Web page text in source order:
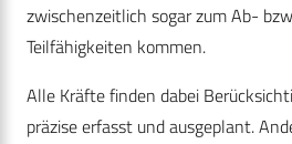
zwischenzeitlich sogar zum Ab-
Teilfähigkeiten kommen.
Alle Kräfte finden dabei
präzise erfasst und ausgeplant.